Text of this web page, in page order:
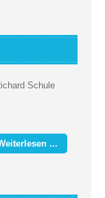
Schule
...